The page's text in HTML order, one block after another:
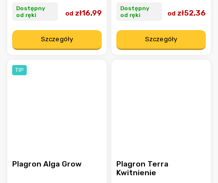
Dostępny
od ręki
od zł16,99
Szczegóły
Dostępny
od ręki
od zł52,36
Szczegóły
TIP
Plagron Alga Grow
Plagron Terra
Kwitnienie